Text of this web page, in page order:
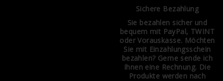
Sichere Bezahlung
Sie bezahlen sicher und
bequem mit PayPal, TWINT
oder Vorauskasse. Möchten
Sie mit Einzahlungsschein
bezahlen? Gerne sende ich
Ihnen eine Rechnung. Die
Produkte werden nach